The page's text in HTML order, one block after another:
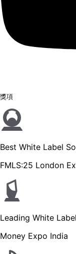
獎項
Best White Label
FMLS:25 London
Leading White
Money Expo India